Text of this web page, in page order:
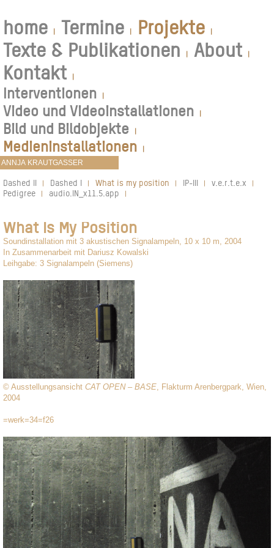
home | Termine | Projekte |
Texte & Publikationen | About |
Kontakt |
Interventionen |
Video und Videoinstallationen |
Bild und Bildobjekte |
Medieninstallationen |
Dashed II | Dashed I | What is my position | IP-III | v.e.r.t.e.x |
Pedigree | audio.IN_x11.5.app |
What Is My Position
Soundinstallation mit 3 akustischen Signalampeln, 10 x 10 m, 2004
In Zusammenarbeit mit Dariusz Kowalski
Leihgabe: 3 Signalampeln (Siemens)
© Ausstellungsansicht CAT OPEN – BASE , Flakturm Arenbergpark, Wien,
2004
=werk=34=f26